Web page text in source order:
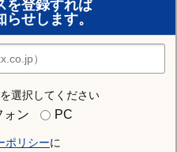
を登録すれば
せします。
選択してください
ォン PC
ポリシーに
報を見る